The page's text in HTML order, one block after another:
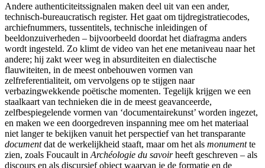
Andere authenticiteitssignalen maken deel uit van een ander,
technisch-bureaucratisch register. Het gaat om tijdregistratiecodes,
archiefnummers, tussentitels, technische inleidingen of
beeldonzuiverheden – bijvoorbeeld doordat het diafragma anders
wordt ingesteld. Zo klimt de video van het ene metaniveau naar het
andere; hij zakt weer weg in absurditeiten en dialectische
flauwiteiten, in de meest onbehouwen vormen van
zelfreferentialiteit, om vervolgens op te stijgen naar
verbazingwekkende poëtische momenten. Tegelijk krijgen we een
staalkaart van technieken die in de meest geavanceerde,
zelfbespiegelende vormen van ‘documentairekunst’ worden ingezet,
en maken we een doorgedreven inspanning mee om het materiaal
niet langer te bekijken vanuit het perspectief van het transparante
documentdat de werkelijkheid staaft, maar om het als monumentte
zien, zoals Foucault in Archéologie du savoirheeft geschreven – als
discours en als discursief object waarvan je de formatie en de